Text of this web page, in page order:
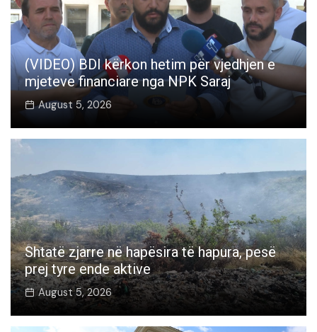
(VIDEO) BDI kërkon hetim për vjedhjen e
mjeteve financiare nga NPK Saraj
August 5, 2026
Shtatë zjarre në hapësira të hapura, pesë
prej tyre ende aktive
August 5, 2026